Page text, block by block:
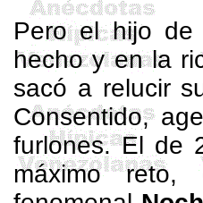
Pero el hijo de
hecho y en la
sacó a relucir
Consentido,
furlones. El de
máximo